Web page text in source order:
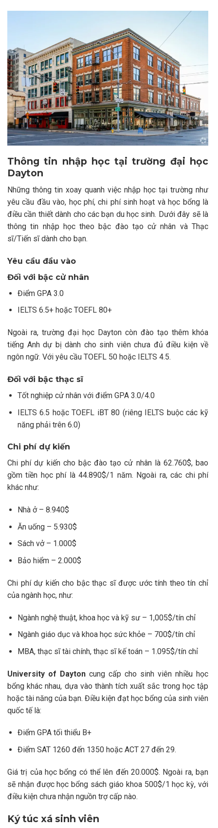
Thông tin nhập học tại trường đại học
Dayton
Những thông tin xoay quanh việc nhập học tại trường như
yêu cầu đầu vào, học phí, chi phí sinh hoạt và học bổng là
điều cần thiết dành cho các bạn du học sinh. Dưới đây sẽ là
thông tin nhập học theo bậc đào tạo cử nhân và Thạc
sĩ/Tiến sĩ dành cho bạn.
Yêu cầu đầu vào
Đối với bậc cử nhân
Điểm GPA 3.0
IELTS 6.5+ hoặc TOEFL 80+
Ngoài ra, trường đại học Dayton còn đào tạo thêm khóa
tiếng Anh dự bị dành cho sinh viên chưa đủ điều kiện về
ngôn ngữ. Với yêu cầu TOEFL 50 hoặc IELTS 4.5.
Đối với bậc thạc sĩ
Tốt nghiệp cử nhân với điểm GPA 3.0/4.0
IELTS 6.5 hoặc TOEFL iBT 80 (riêng IELTS buộc các kỹ
năng phải trên 6.0)
Chi phí dự kiến
Chi phí dự kiến cho bậc đào tạo cử nhân là 62.760$, bao
gồm tiền học phí là 44.890$/1 năm. Ngoài ra, các chi phí
khác như:
Nhà ở – 8.940$
Ăn uống – 5.930$
Sách vở – 1.000$
Bảo hiểm – 2.000$
Chi phí dự kiến cho bậc thạc sĩ được ước tính theo tín chỉ
của ngành học, như:
Ngành nghệ thuật, khoa học và kỹ sư – 1,005$/tín chỉ
Ngành giáo dục và khoa học sức khỏe – 700$/tín chỉ
MBA, thạc sĩ tài chính, thạc sĩ kế toán – 1.095$/tín chỉ
University of Dayton cung cấp cho sinh viên nhiều học
bổng khác nhau, dựa vào thành tích xuất sắc trong học tập
hoặc tài năng của bạn. Điều kiện đạt học bổng của sinh viên
quốc tế là:
Điểm GPA tối thiểu B+
Điểm SAT 1260 đến 1350 hoặc ACT 27 đến 29.
Giá trị của học bổng có thể lên đến 20.000$. Ngoài ra, bạn
sẽ nhận được học bổng sách giáo khoa 500$/1 học kỳ, với
điều kiện chưa nhận nguồn trợ cấp nào.
Ký túc xá sinh viên